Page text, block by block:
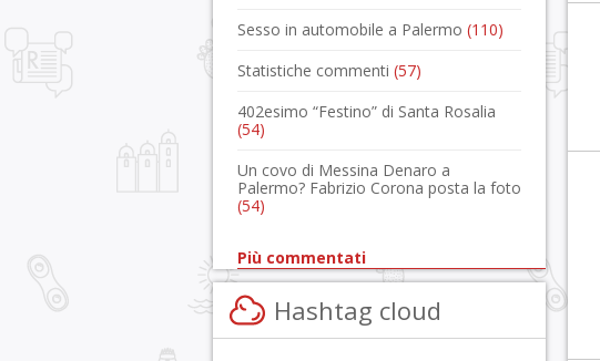
Sesso in automobile a Palermo (110)
Statistiche commenti (57)
402esimo “Festino” di Santa Rosalia
(54)
Un covo di Messina Denaro a
Palermo? Fabrizio Corona posta la foto
(54)
Più commentati
Hashtag cloud